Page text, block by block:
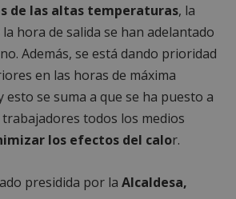
de las altas temperaturas, la
hora de salida se han adelantado
Además, se está dando prioridad
en las horas de máxima
esto se suma a que se ha puesto a
todos los medios
los efectos del calor.
presidida por la Alcaldesa,